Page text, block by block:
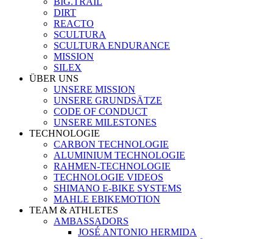
DIRT
REACTO
SCULTURA
SCULTURA ENDURANCE
MISSION
SILEX
ÜBER UNS
UNSERE MISSION
UNSERE GRUNDSÄTZE
CODE OF CONDUCT
UNSERE MILESTONES
TECHNOLOGIE
CARBON TECHNOLOGIE
ALUMINIUM TECHNOLOGIE
RAHMEN-TECHNOLOGIE
TECHNOLOGIE VIDEOS
SHIMANO E-BIKE SYSTEMS
MAHLE EBIKEMOTION
TEAM & ATHLETES
AMBASSADORS
JOSÉ ANTONIO HERMIDA